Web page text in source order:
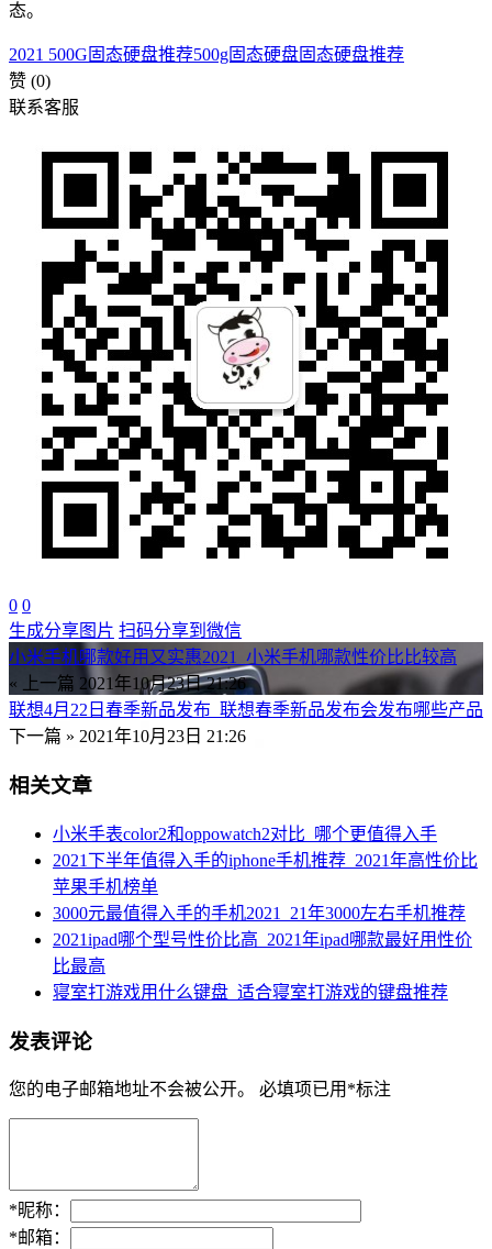
态。
2021 500G固态硬盘推荐500g固态硬盘固态硬盘推荐
赞 (0)
联系客服
0 0
生成分享图片 扫码分享到微信
小米手机哪款好用又实惠2021_小米手机哪款性价比比较高
« 上一篇 2021年10月23日 21:26
联想4月22日春季新品发布_联想春季新品发布会发布哪些产品
下一篇 » 2021年10月23日 21:26
相关文章
小米手表color2和oppowatch2对比_哪个更值得入手
2021下半年值得入手的iphone手机推荐_2021年高性价比
苹果手机榜单
3000元最值得入手的手机2021_21年3000左右手机推荐
2021ipad哪个型号性价比高_2021年ipad哪款最好用性价
比最高
寝室打游戏用什么键盘_适合寝室打游戏的键盘推荐
发表评论
您的电子邮箱地址不会被公开。 必填项已用 *标注
*昵称：
*邮箱：